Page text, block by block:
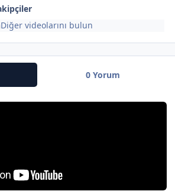
Diğer videolarını bulun
0 Yorum